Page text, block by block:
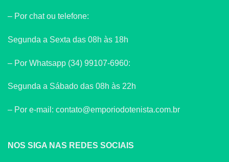
– Por chat ou telefone:
Segunda a Sexta das 08h às 18h
– Por Whatsapp (34) 99107-6960:
Segunda a Sábado das 08h às 22h
– Por e-mail: contato@emporiodotenista.com.br
NOS SIGA NAS REDES SOCIAIS